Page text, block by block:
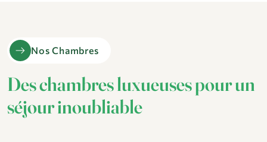
arrow_right_alt Nos Chambres
Des chambres luxueuses pour un
séjour inoubliable